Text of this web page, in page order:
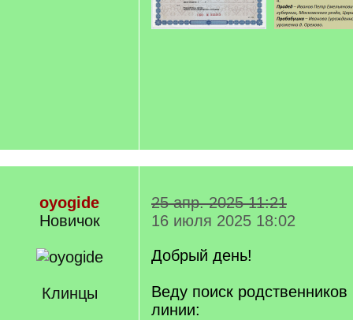
oyogide
Новичок
Клинцы
25 апр. 2025 11:21
16 июля 2025 18:02
Добрый день!
Веду поиск
линии: